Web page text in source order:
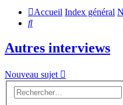
Accueil Index général
Rechercher
Autres interviews
Nouveau sujet